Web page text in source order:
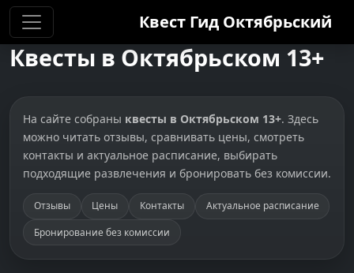
Квест Гид Октябрьский
Квесты в Октябрьском 13+
На сайте собраны квесты в Октябрьском 13+. Здесь
можно читать отзывы, сравнивать цены, смотреть
контакты и актуальное расписание, выбирать
подходящие развлечения и бронировать без комиссии.
Отзывы Цены Контакты
Актуальное расписание
Бронирование без комиссии